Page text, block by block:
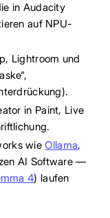
in Audacity
auf NPU-
Lightroom und
in Paint, Live
wieOllama,
AI Software —
4) laufen